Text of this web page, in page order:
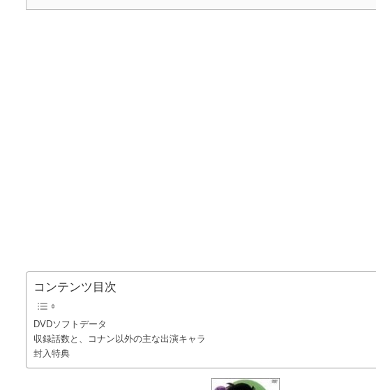
コンテンツ目次
DVDソフトデータ
収録話数と、コナン以外の主な出演キャラ
封入特典